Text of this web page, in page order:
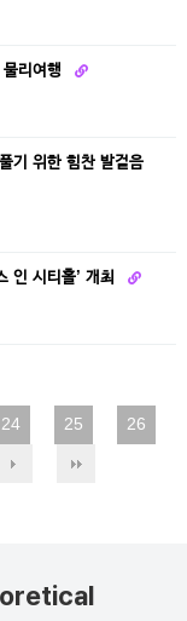
리여행
기 위한 힘찬 발걸음
인 시티홀’ 개최
24 25 26